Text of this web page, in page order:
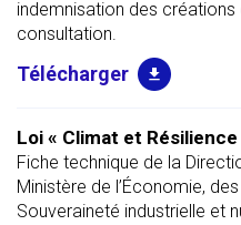
indemnisation des
consultation.
Loi « Climat et Résilience
Fiche technique de la
Ministère de l’Économie,
Souveraineté industrielle et